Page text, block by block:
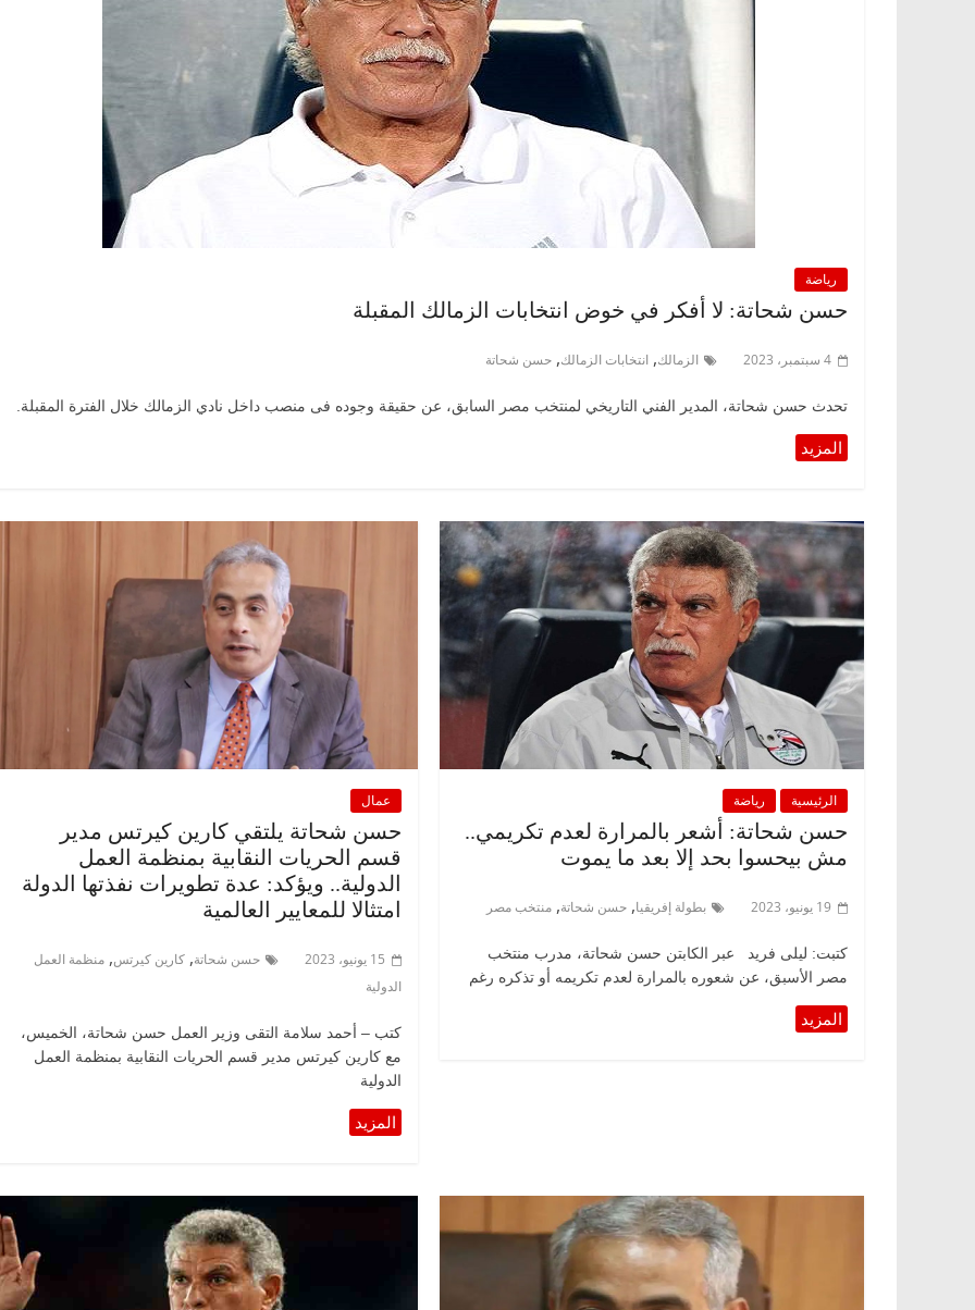
رياضة
حسن شحاتة: لا أفكر في خوض انتخابات الزمالك المقبلة
4 سبتمبر، 2023 الزمالك, انتخابات الزمالك, حسن شحاتة
تحدث حسن شحاتة، المدير الفني التاريخي لمنتخب مصر السابق، عن حقيقة وجوده فى منصب داخل نادي الزمالك خلال الفترة المقبلة.
الرئيسية رياضة
حسن شحاتة: أشعر بالمرارة لعدم تكريمي..
مش بيحسوا بحد إلا بعد ما يموت
19 يونيو، 2023 بطولة إفريقيا, حسن شحاتة, منتخب مصر
كتبت: ليلى فريد عبر الكابتن حسن شحاتة، مدرب منتخب
مصر الأسبق، عن شعوره بالمرارة لعدم تكريمه أو تذكره رغم
عمال
حسن شحاتة يلتقي كارين كيرتس مدير
قسم الحريات النقابية بمنظمة العمل
الدولية.. ويؤكد: عدة تطويرات نفذتها الدولة
امتثالا للمعايير العالمية
15 يونيو، 2023 حسن شحاتة,كارين كيرتس,منظمة العمل
الدولية
كتب – أحمد سلامة التقى وزير العمل حسن شحاتة، الخميس،
مع كارين كيرتس مدير قسم الحريات النقابية بمنظمة العمل
الدولية
الرئيسية مصر ناس وناس
مقعد شاغر على مائدة الإفطار..
حسين عبدالهادي فارس مقاومة
الخصخصة الذي دافع عن المال العام
(بروفايل)
الرئيسية
في ذكرى رحيله.. د. نور فرحات فقيه
قانوني دافع عن قضايا الوطن وانحاز
للحرية (بروفايل)
د. عبدالخالق فاروق.. خبير اقتصادي
يحتفل بذكرى ميلاده وحيداً على أبواب